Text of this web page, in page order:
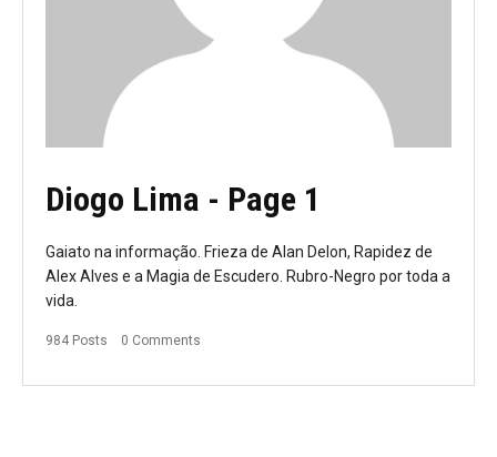
Diogo Lima - Page 1
Gaiato na informação. Frieza de Alan Delon, Rapidez de
Alex Alves e a Magia de Escudero. Rubro-Negro por toda a
vida.
984 Posts 0 Comments